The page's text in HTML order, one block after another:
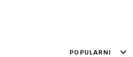
POPULARNI